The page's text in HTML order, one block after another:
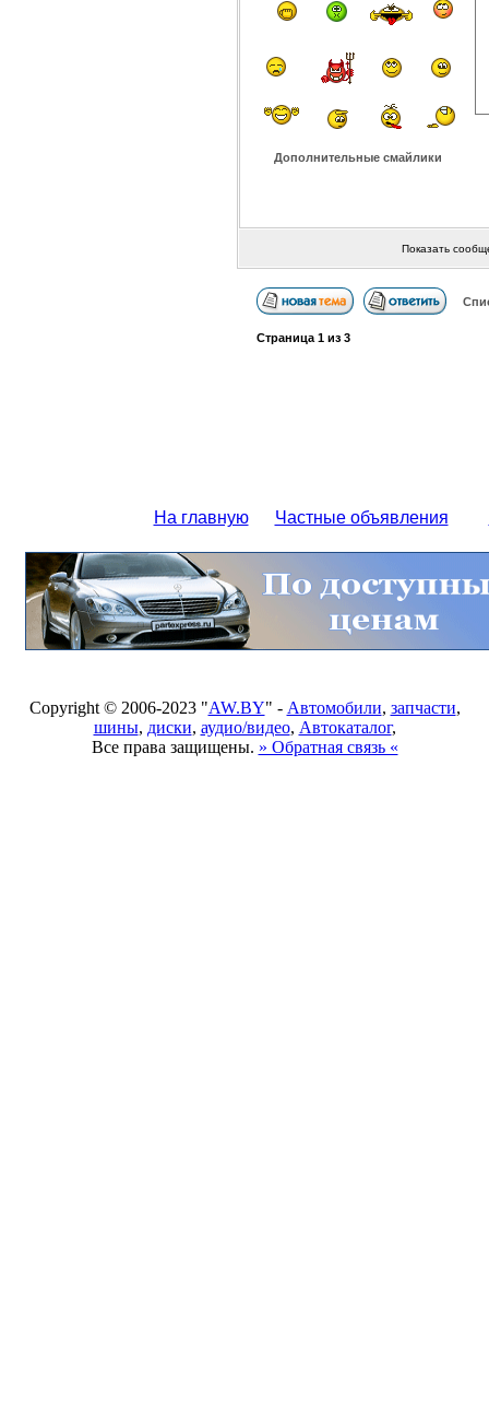
Дополнительные смайлики
Показать
Страница 1из 3
На главную Частные объявления
Copyright © 2006-2023 "AW.BY" - Автомобили, запчасти,
шины, диски, аудио/видео, Автокаталог,
Все права защищены. » Обратная связь «